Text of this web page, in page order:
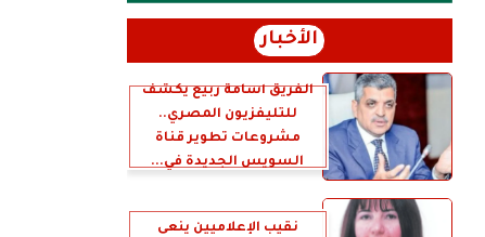
الأخبار
الفريق أسامة ربيع يكشف
للتليفزيون المصري..
مشروعات تطوير قناة
السويس الجديدة في...
نقيب الإعلاميين ينعى